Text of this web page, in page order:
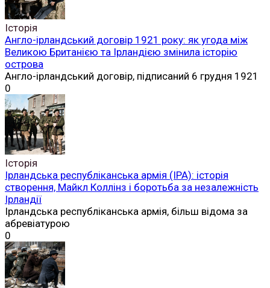
Історія
Англо-ірландський договір 1921 року: як угода між
Великою Британією та Ірландією змінила історію
острова
Англо-ірландський договір, підписаний 6 грудня 1921
0
Історія
Ірландська республіканська армія (ІРА): історія
створення, Майкл Коллінз і боротьба за незалежність
Ірландії
Ірландська республіканська армія, більш відома за
абревіатурою
0